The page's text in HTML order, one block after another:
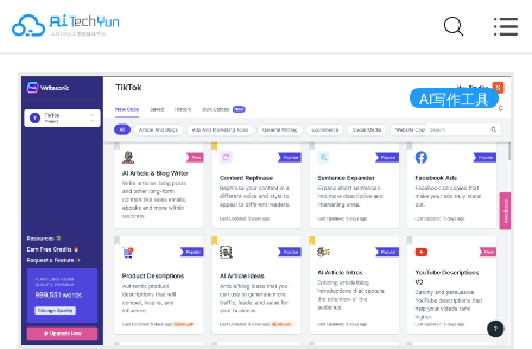
AI写作工具